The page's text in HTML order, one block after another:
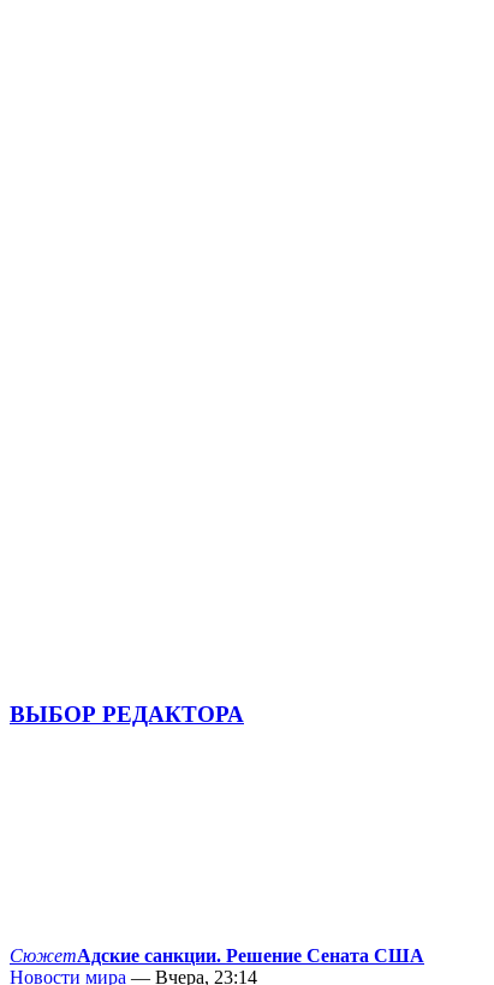
ВЫБОР РЕДАКТОРА
СюжетАдские санкции. Решение Сената США
Новости мира — Вчера, 23:14